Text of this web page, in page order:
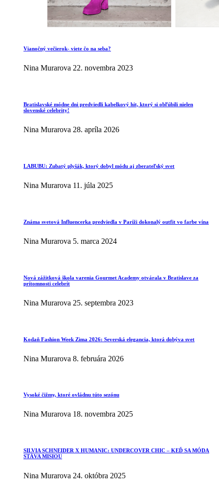
Vianočný večierok- viete čo na seba?
Nina Murarova 22. novembra 2023
Bratislavské módne dni predviedli kabelkový hit, ktorý si obľúbili nielen
slovenské celebrity!
Nina Murarova 28. apríla 2026
LABUBU: Zubatý plyšák, ktorý dobyl módu aj zberateľský svet
Nina Murarova 11. júla 2025
Známa svetová Influencerka predviedla v Paríži dokonalý outfit vo farbe vína
Nina Murarova 5. marca 2024
Nová zážitková škola varenia Gourmet Academy otvárala v Bratislave za
prítomnosti celebrít
Nina Murarova 25. septembra 2023
Kodaň Fashion Week Zima 2026: Severská elegancia, ktorá dobýva svet
Nina Murarova 8. februára 2026
Vysoké čižmy, ktoré ovládnu túto sezónu
Nina Murarova 18. novembra 2025
SILVIA SCHNEIDER X HUMANIC: UNDERCOVER CHIC – KEĎ SA MÓDA
STÁVA MISIOU
Nina Murarova 24. októbra 2025